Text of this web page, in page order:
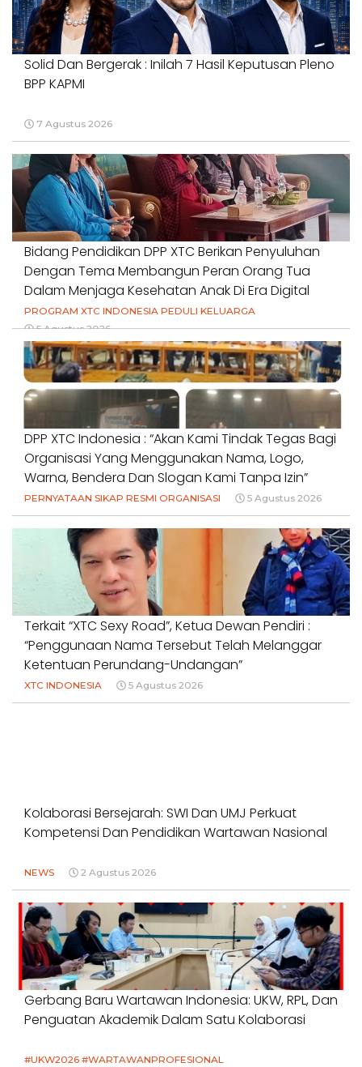
Solid Dan Bergerak : Inilah 7 Hasil Keputusan Pleno
BPP KAPMI
7 Agustus 2026
Bidang Pendidikan DPP XTC Berikan Penyuluhan
Dengan Tema Membangun Peran Orang Tua
Dalam Menjaga Kesehatan Anak Di Era Digital
PROGRAM XTC INDONESIA PEDULI KELUARGA
5 Agustus 2026
DPP XTC Indonesia : “Akan Kami Tindak Tegas Bagi
Organisasi Yang Menggunakan Nama, Logo,
Warna, Bendera Dan Slogan Kami Tanpa Izin”
PERNYATAAN SIKAP RESMI ORGANISASI 5 Agustus 2026
Terkait “XTC Sexy Road”, Ketua Dewan Pendiri :
“Penggunaan Nama Tersebut Telah Melanggar
Ketentuan Perundang-Undangan”
XTC INDONESIA 5 Agustus 2026
Kolaborasi Bersejarah: SWI Dan UMJ Perkuat
Kompetensi Dan Pendidikan Wartawan Nasional
NEWS 2 Agustus 2026
Gerbang Baru Wartawan Indonesia: UKW, RPL, Dan
Penguatan Akademik Dalam Satu Kolaborasi
#UKW2026 #WARTAWANPROFESIONAL